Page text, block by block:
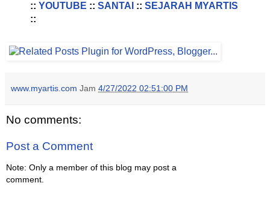
:: YOUTUBE :: SANTAI :: SEJARAH MYARTIS
::
www.myartis.com Jam 4/27/2022 02:51:00 PM
No comments:
Post a Comment
Note: Only a member of this blog may post a
comment.